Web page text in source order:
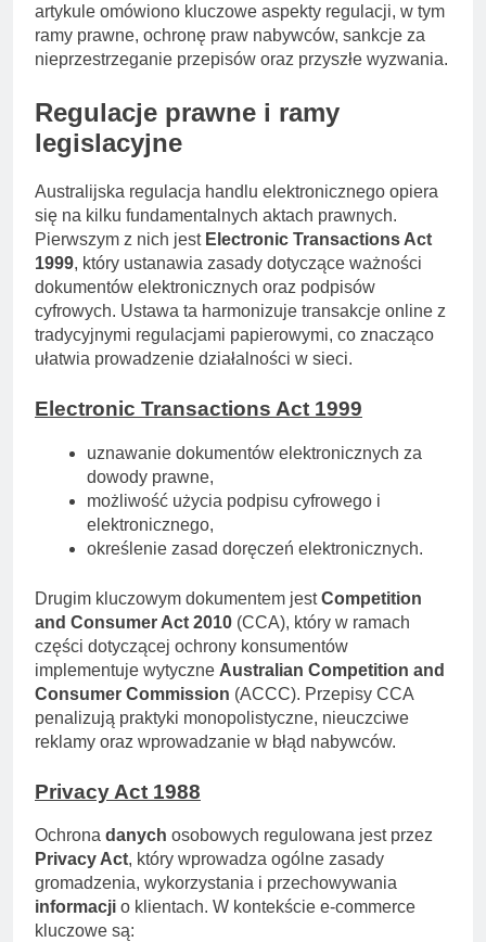
artykule omówiono kluczowe aspekty regulacji, w tym
ramy prawne, ochronę praw nabywców, sankcje za
nieprzestrzeganie przepisów oraz przyszłe wyzwania.
Regulacje prawne i ramy
legislacyjne
Australijska regulacja handlu elektronicznego opiera
się na kilku fundamentalnych aktach prawnych.
Pierwszym z nich jest Electronic Transactions Act
1999, który ustanawia zasady dotyczące ważności
dokumentów elektronicznych oraz podpisów
cyfrowych. Ustawa ta harmonizuje transakcje online z
tradycyjnymi regulacjami papierowymi, co znacząco
ułatwia prowadzenie działalności w sieci.
Electronic Transactions Act 1999
uznawanie dokumentów elektronicznych za
dowody prawne,
możliwość użycia podpisu cyfrowego i
elektronicznego,
określenie zasad doręczeń elektronicznych.
Drugim kluczowym dokumentem jestCompetition
and Consumer Act 2010 (CCA), który w ramach
części dotyczącej ochrony konsumentów
implementuje wytyczne Australian Competition and
Consumer Commission (ACCC). Przepisy CCA
penalizują praktyki monopolistyczne, nieuczciwe
reklamy oraz wprowadzanie w błąd nabywców.
Privacy Act 1988
Ochrona danych osobowych regulowana jest przez
Privacy Act, który wprowadza ogólne zasady
gromadzenia, wykorzystania i przechowywania
informacji o klientach. W kontekście e-commerce
kluczowe są: